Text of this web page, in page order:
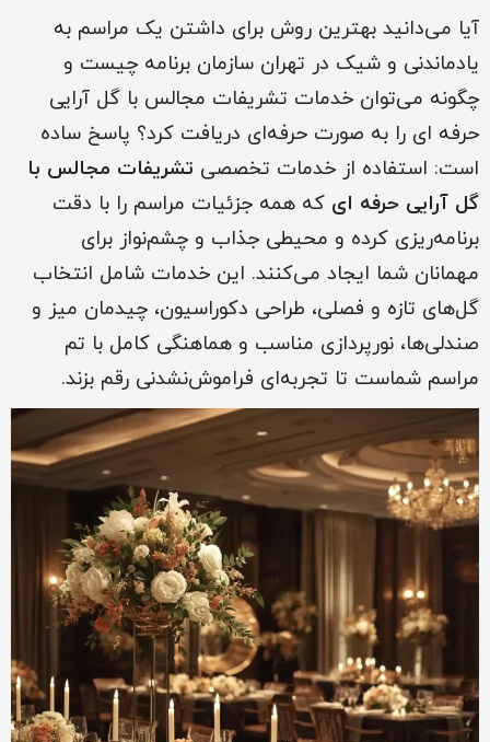
آیا می‌دانید بهترین روش برای داشتن یک مراسم به
یادماندنی و شیک در تهران سازمان برنامه چیست و
چگونه می‌توان خدمات تشریفات مجالس با گل آرایی
حرفه ای را به صورت حرفه‌ای دریافت کرد؟ پاسخ ساده
است: استفاده از خدمات تخصصی تشریفات مجالس با
گل آرایی حرفه ای که همه جزئیات مراسم را با دقت
برنامه‌ریزی کرده و محیطی جذاب و چشم‌نواز برای
مهمانان شما ایجاد می‌کنند. این خدمات شامل انتخاب
گل‌های تازه و فصلی، طراحی دکوراسیون، چیدمان میز و
صندلی‌ها، نورپردازی مناسب و هماهنگی کامل با تم
مراسم شماست تا تجربه‌ای فراموش‌نشدنی رقم بزند.